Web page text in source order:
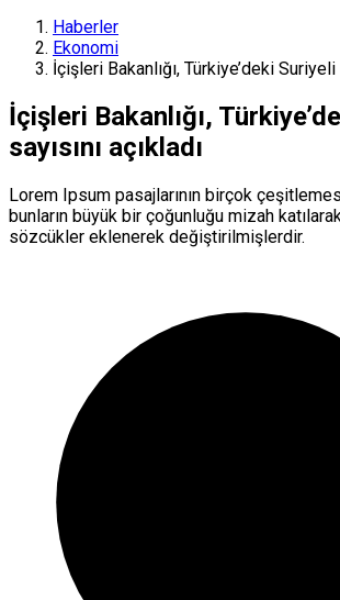
Haberler
Ekonomi
İçişleri Bakanlığı, Türkiye’deki Suriyeli
İçişleri Bakanlığı,
sayısını açıkladı
Lorem Ipsum pasajlarının birçok
bunların büyük bir çoğunluğu mizah
sözcükler eklenerek değiştirilmişlerdir.